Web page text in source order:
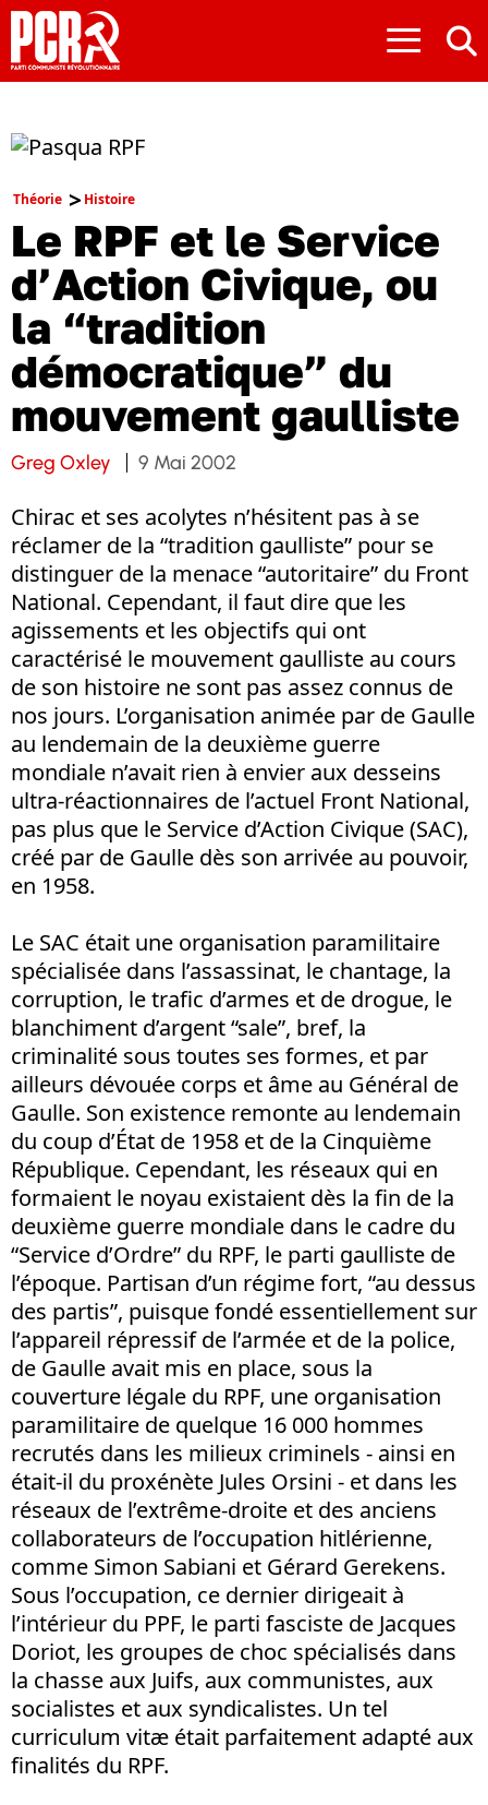
≡
Théorie Histoire
Le RPF et le Service
d’Action Civique, ou
la “tradition
démocratique” du
mouvement gaulliste
Greg Oxley 9 Mai 2002
Chirac et ses acolytes n’hésitent pas à se
réclamer de la “tradition gaulliste” pour se
distinguer de la menace “autoritaire” du Front
National. Cependant, il faut dire que les
agissements et les objectifs qui ont
caractérisé le mouvement gaulliste au cours
de son histoire ne sont pas assez connus de
nos jours. L’organisation animée par de Gaulle
au lendemain de la deuxième guerre
mondiale n’avait rien à envier aux desseins
ultra-réactionnaires de l’actuel Front National,
pas plus que le Service d’Action Civique (SAC),
créé par de Gaulle dès son arrivée au pouvoir,
en 1958.
Le SAC était une organisation paramilitaire
spécialisée dans l’assassinat, le chantage, la
corruption, le trafic d’armes et de drogue, le
blanchiment d’argent “sale”, bref, la
criminalité sous toutes ses formes, et par
ailleurs dévouée corps et âme au Général de
Gaulle. Son existence remonte au lendemain
du coup d’État de 1958 et de la Cinquième
République. Cependant, les réseaux qui en
formaient le noyau existaient dès la fin de la
deuxième guerre mondiale dans le cadre du
“Service d’Ordre” du RPF, le parti gaulliste de
l’époque. Partisan d’un régime fort, “au dessus
des partis”, puisque fondé essentiellement sur
l’appareil répressif de l’armée et de la police,
de Gaulle avait mis en place, sous la
couverture légale du RPF, une organisation
paramilitaire de quelque 16 000 hommes
recrutés dans les milieux criminels - ainsi en
était-il du proxénète Jules Orsini - et dans les
réseaux de l’extrême-droite et des anciens
collaborateurs de l’occupation hitlérienne,
comme Simon Sabiani et Gérard Gerekens.
Sous l’occupation, ce dernier dirigeait à
l’intérieur du PPF, le parti fasciste de Jacques
Doriot, les groupes de choc spécialisés dans
la chasse aux Juifs, aux communistes, aux
socialistes et aux syndicalistes. Un tel
curriculum vitæ était parfaitement adapté aux
finalités du RPF.